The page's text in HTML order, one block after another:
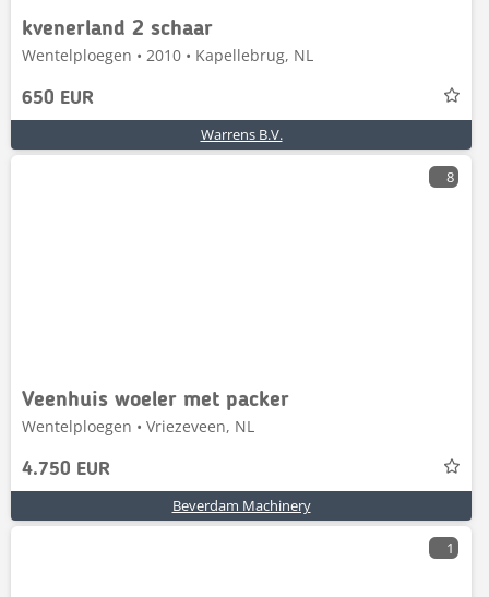
kvenerland 2 schaar
Wentelploegen • 2010 • Kapellebrug, NL
650 EUR
Warrens B.V.
8
Veenhuis woeler met packer
Wentelploegen • Vriezeveen, NL
4.750 EUR
Beverdam Machinery
1